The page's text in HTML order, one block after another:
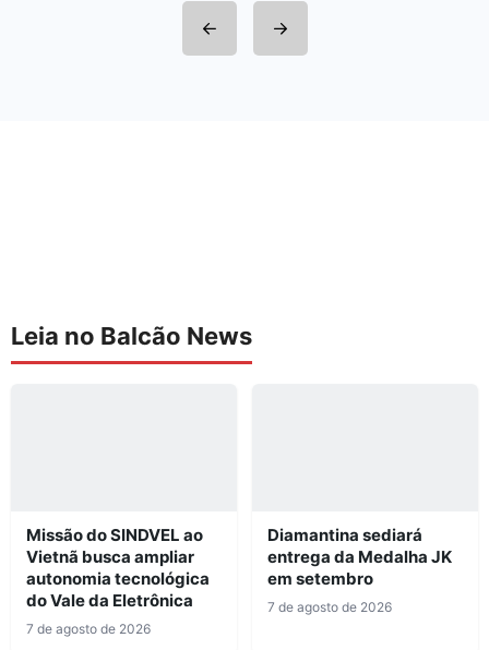
Leia no Balcão News
Missão do SINDVEL ao
Vietnã busca ampliar
autonomia tecnológica
do Vale da Eletrônica
7 de agosto de 2026
Diamantina sediará
entrega da Medalha JK
em setembro
7 de agosto de 2026